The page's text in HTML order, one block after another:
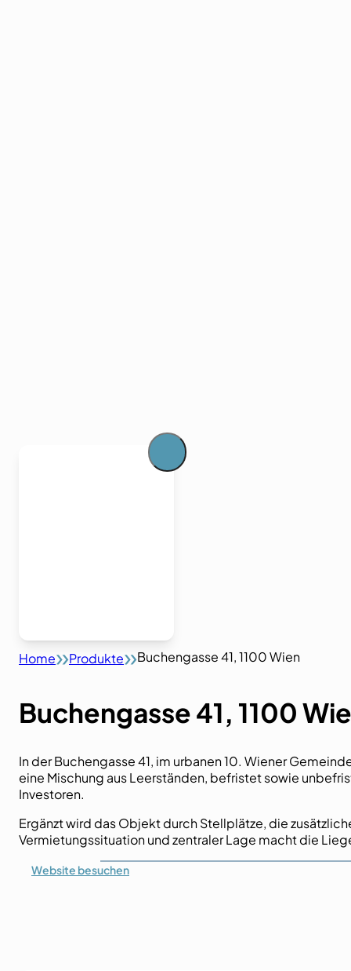
Home Produkte Buchengasse 41, 1100 Wien
Buchengasse 41, 1100
In der Buchengasse 41, im urbanen 10. Wiener
eine Mischung aus Leerständen, befristet sowie
Investoren.
Ergänzt wird das Objekt durch Stellplätze, die
Vermietungssituation und zentraler Lage macht die
Website besuchen